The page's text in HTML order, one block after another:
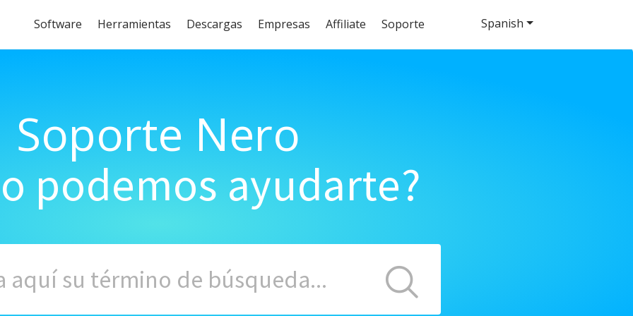
Software Herramientas Descargas Empresas Affiliate Soporte
Soporte Nero
podemos ayudarte?
Spanish